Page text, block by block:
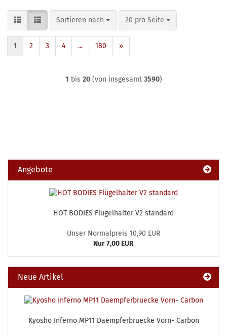
Sortieren nach
Sortieren nach 20 pro Seite
pro Seite
1 2 3 4 ... 180 »
1 bis 20(von insgesamt 3590)
Angebote
HOT BODIES Flügelhalter V2 standard
Unser Normalpreis 10,90 EUR
Nur 7,00 EUR
Neue Artikel
Kyosho Inferno MP11 Daempferbruecke Vorn- Carbon